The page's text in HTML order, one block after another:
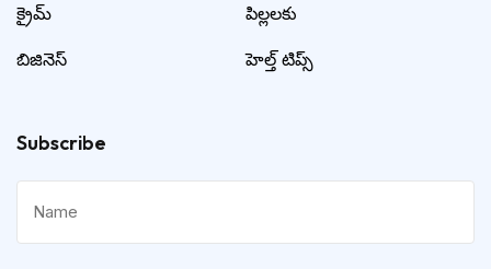
క్రైమ్
బిజినెస్
పిల్లలకు
హెల్త్ టిప్స్
Subscribe